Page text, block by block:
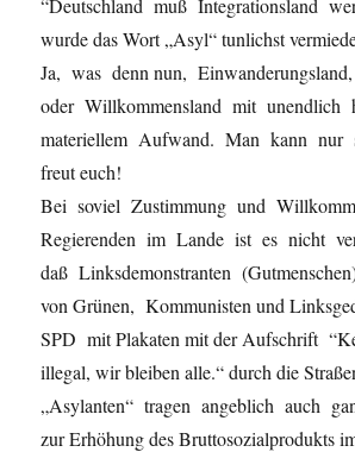
“Deutschland muß Integrationsland
wurde das Wort „Asyl“ tunlichst
Ja, was denn nun,
oder Willkommensland mit unendlich
materiellem Aufwand. Man kann nur
freut euch!
Bei soviel Zustimmung und
Regierenden im Lande ist es nicht
daß Linksdemonstranten
von Grünen, Kommunisten und
SPD mit Plakaten mit der Aufschrift
illegal, wir bleiben alle.“ durch die
„Asylanten“ tragen angeblich auch
zur Erhöhung des Bruttosozialprodukts